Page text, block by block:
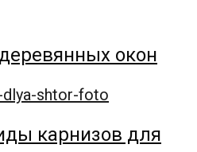
окон
карнизов для